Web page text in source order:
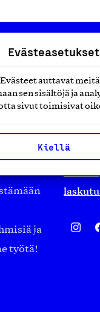
Evästeasetukset
auttavat
sen sisältöjä ja
sivut toimisivat
Kiellä
ja
työtä!
00130
Finland